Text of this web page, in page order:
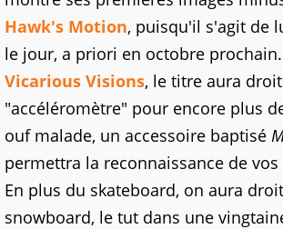
Hawk's Motion, puisqu'il s'agit de
le jour, a priori en octobre
Vicarious Visions, le titre aura
"accéléromètre" pour encore plus
ouf malade, un accessoire baptisé
permettra la reconnaissance de
En plus du skateboard, on aura
snowboard, le tut dans une